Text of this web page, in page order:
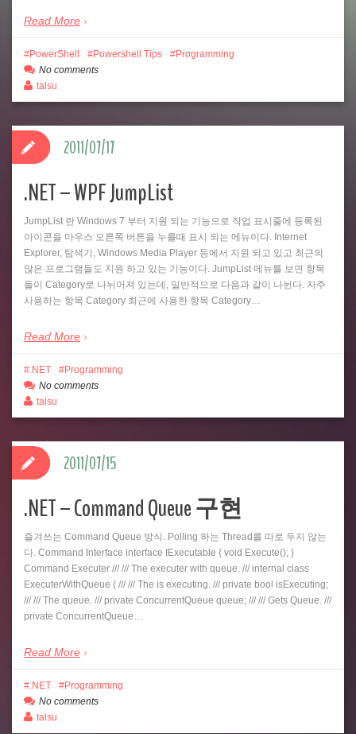
Read More
PowerShell Powershell Tips
Programming
No comments
talsu
.NET – WPF JumpList
JumpList 란 Windows 7 부터 지원 되는 기능으로 작업 표시줄에 등록된
아이콘을 마우스 오른쪽 버튼을 누를때 표시 되는 메뉴이다. Internet
Explorer, 탐색기, Windows Media Player 등에서 지원 되고 있고 최근의
많은 프로그램들도 지원 하고 있는 기능이다. JumpList 메뉴를 보면 항목
들이 Category로 나뉘어져 있는데, 일반적으로 다음과 같이 나뉜다. 자주
사용하는 항목 Category 최근에 사용한 항목 Category…
Read More
2011/07/17
.NET
Programming
No comments
talsu
.NET – Command Queue 구현
즐겨쓰는 Command Queue 방식. Polling 하는 Thread를 따로 두지 않는
다. Command Interface interface IExecutable { void Execute(); }
Command Executer /// /// The executer with queue. /// internal class
ExecuterWithQueue { /// /// The is executing. /// private bool isExecuting;
/// /// The queue. /// private ConcurrentQueue queue; /// /// Gets Queue. ///
private ConcurrentQueue…
Read More
2011/07/15
.NET
Programming
No comments
talsu